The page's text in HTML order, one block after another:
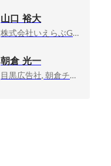
山口 裕大
株式会社いえらぶGROUP, 執行役員
朝倉 光一
目黒広告社, 朝倉チーム／クリエイティブ・ディレクター